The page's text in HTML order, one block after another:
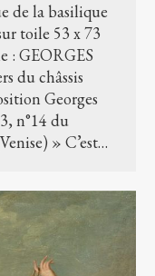
de la basilique
toile 53 x 73
: GEORGES
du châssis
Georges
n°14 du
» C’est…